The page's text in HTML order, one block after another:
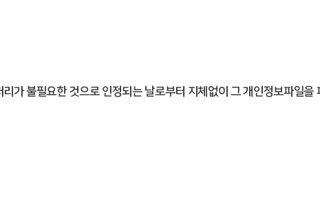
가 불필요한 것으로 인정되는 날로부터 지체없이 그 개인정보파일을